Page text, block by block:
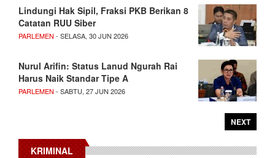
Lindungi Hak Sipil, Fraksi PKB Berikan 8
Catatan RUU Siber
PARLEMEN - SELASA, 30 JUN 2026
Nurul Arifin: Status Lanud Ngurah Rai
Harus Naik Standar Tipe A
PARLEMEN - SABTU, 27 JUN 2026
NEXT
KRIMINAL